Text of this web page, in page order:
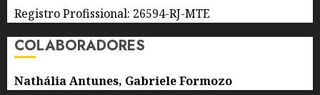
Registro Profissional: 26594-RJ-MTE
COLABORADORES
Nathália Antunes, Gabriele Formozo